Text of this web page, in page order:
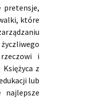
pretensje,
które
i
z
lub
najlepsze